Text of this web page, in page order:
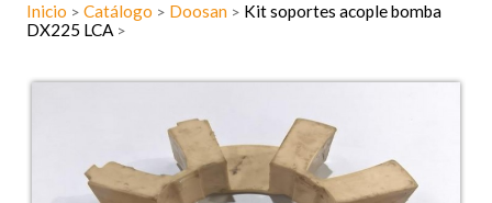
Inicio > Catálogo > Doosan > Kit soportes acople bomba
DX225 LCA >